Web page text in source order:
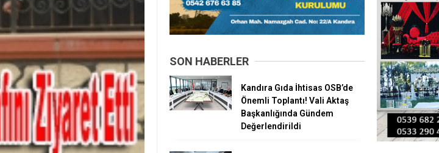
SON HABERLER
Kandıra Gıda İhtisas OSB’de
Önemli Toplantı! Vali Aktaş
Başkanlığında Gündem
Değerlendirildi